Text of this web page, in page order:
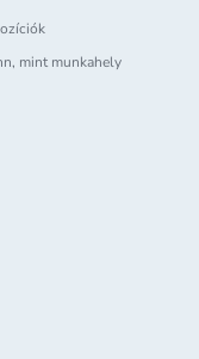
mint munkahely